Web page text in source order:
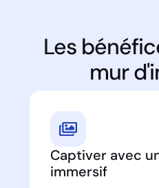
Les
mur
Captiver avec
immersif